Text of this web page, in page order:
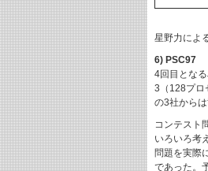
星野力によ
6) PSC97
4回目とな
3（128プロ
の3社からは
コンテスト
いろいろ考
問題を実際
であった。